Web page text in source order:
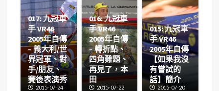
017: 九冠車
手 VR46
2005年自傳
– 義大利/世
界冠軍、對
手/朋友、
賽後表演秀
2015-07-24
016: 九冠車
手 VR46
2005年自傳
– 轉折點、
四角難題、
再見了，本
田
2015-07-22
015: 九冠車
手 VR46
2005年自傳
【如果我沒
有嘗試的
話】簡介
2015-07-20